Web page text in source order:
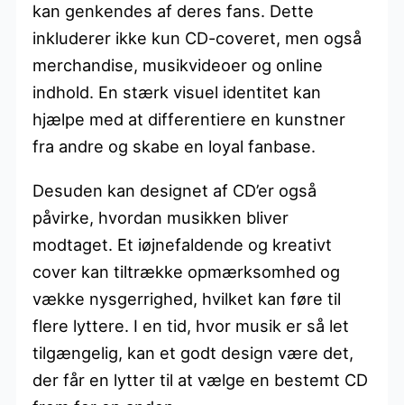
kan genkendes af deres fans. Dette
inkluderer ikke kun CD-coveret, men også
merchandise, musikvideoer og online
indhold. En stærk visuel identitet kan
hjælpe med at differentiere en kunstner
fra andre og skabe en loyal fanbase.
Desuden kan designet af CD’er også
påvirke, hvordan musikken bliver
modtaget. Et iøjnefaldende og kreativt
cover kan tiltrække opmærksomhed og
vække nysgerrighed, hvilket kan føre til
flere lyttere. I en tid, hvor musik er så let
tilgængelig, kan et godt design være det,
der får en lytter til at vælge en bestemt CD